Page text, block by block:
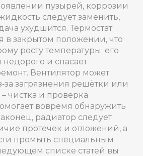
пузырей, коррозии
следует заменить,
ухудшится. Термостат
в закрытом положении, что
росту температуры; его
недорого и спасает
Вентилятор может
загрязнения решётки или
чистка и проверка
вовремя обнаружить
радиатор следует
протечек и отложений, а
промыть специальным
списке статей вы